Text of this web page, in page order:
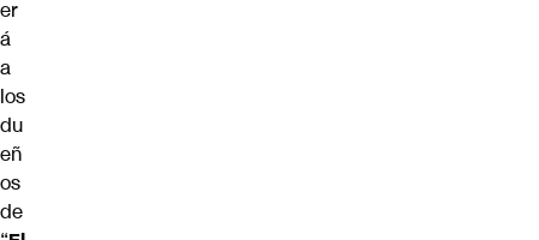
er
á
a
los
du
eñ
os
de